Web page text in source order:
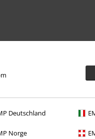
Deutschland
Norge